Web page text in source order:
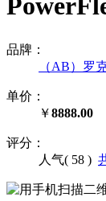
品牌：
（AB）罗
单价：
￥8888.00
评分：
人气( 58 )